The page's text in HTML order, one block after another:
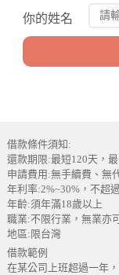
你的姓名
借款條件須知:
還款期限:最短120天，
申請費用:無手續費、無
年利率:2%~30%，不超
年齡:須年滿18歲以上
職業:不限行業，無業亦
地區:限台灣
借款範例
在某公司上班超過一年